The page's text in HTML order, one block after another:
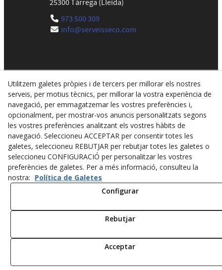
25300Tàrrega (Lleida)
973 500 309
info@serveisseco.com
© 08/2026 GRUES I SERVEIS F.SECO, S.L. - Tots els drets
reservats.
Política de privacitat
Política de cookies
Utilitzem galetes pròpies i de tercers per millorar els nostres
serveis, per motius tècnics, per millorar la vostra experiència de
navegació, per emmagatzemar les vostres preferències i,
opcionalment, per mostrar-vos anuncis personalitzats segons
les vostres preferències analitzant els vostres hàbits de
navegació. Seleccioneu ACCEPTAR per consentir totes les
galetes, seleccioneu REBUTJAR per rebutjar totes les galetes o
seleccioneu CONFIGURACIÓ per personalitzar les vostres
preferències de galetes. Per a més informació, consulteu la
nostra: Política de Galetes
Configurar
Rebutjar
Acceptar